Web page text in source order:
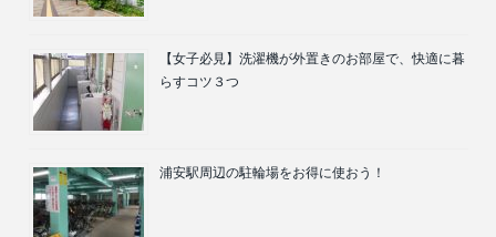
【女子必見】洗濯機が外置きのお部屋で、快適に暮
らすコツ３つ
浦安駅周辺の駐輪場をお得に使おう！